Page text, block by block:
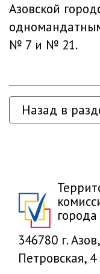
Азовской
№ 7 и № 21.
Назад в
346780 г.
Петровская, 4